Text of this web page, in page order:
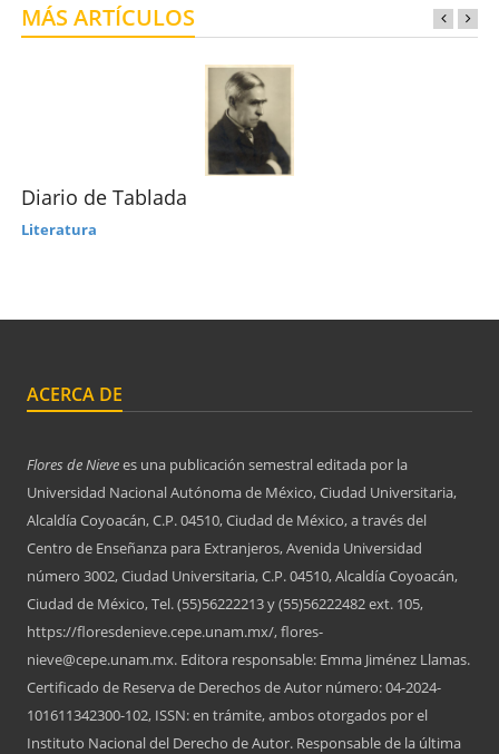
MÁS ARTÍCULOS
Diario de Tablada
Literatura
ACERCA DE
Flores de Nievees una publicación semestral editada por la
Universidad Nacional Autónoma de México, Ciudad Universitaria,
Alcaldía Coyoacán, C.P. 04510, Ciudad de México, a través del
Centro de Enseñanza para Extranjeros, Avenida Universidad
número 3002, Ciudad Universitaria, C.P. 04510, Alcaldía Coyoacán,
Ciudad de México, Tel. (55)56222213 y (55)56222482 ext. 105,
https://floresdenieve.cepe.unam.mx/, flores-
nieve@cepe.unam.mx. Editora responsable: Emma Jiménez Llamas.
Certificado de Reserva de Derechos de Autor número: 04-2024-
101611342300-102, ISSN: en trámite, ambos otorgados por el
Instituto Nacional del Derecho de Autor. Responsable de la última